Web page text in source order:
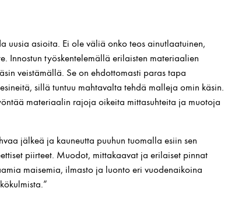
uusia asioita. Ei ole väliä onko teos ainutlaatuinen,
Innostun työskentelemällä erilaisten materiaalien
veistämällä. Se on ehdottomasti paras tapa
sillä tuntuu mahtavalta tehdä malleja omin käsin.
materiaalin rajoja oikeita mittasuhteita ja muotoja
jälkeä ja kauneutta puuhun tuomalla esiin sen
piirteet. Muodot, mittakaavat ja erilaiset pinnat
maisemia, ilmasto ja luonto eri vuodenaikoina